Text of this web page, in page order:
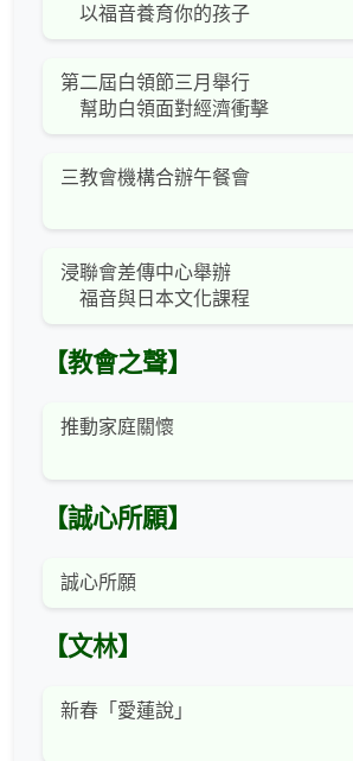
以福音養育你的孩子
第二屆白領節三月舉行
幫助白領面對經濟衝擊
三教會機構合辦午餐會
浸聯會差傳中心舉辦
福音與日本文化課程
【教會之聲】
推動家庭關懷
【誠心所願】
誠心所願
【文林】
新春「愛蓮說」